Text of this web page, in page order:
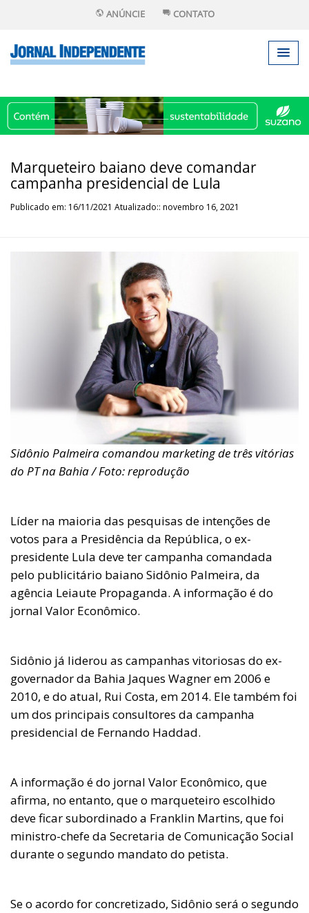
ANÚNCIE CONTATO
Marqueteiro baiano deve comandar
campanha presidencial de Lula
Publicado em: 16/11/2021 Atualizado:: novembro 16, 2021
Sidônio Palmeira comandou marketing de três vitórias
do PT na Bahia / Foto: reprodução
Líder na maioria das pesquisas de intenções de
votos para a Presidência da República, o ex-
presidente Lula deve ter campanha comandada
pelo publicitário baiano Sidônio Palmeira, da
agência Leiaute Propaganda. A informação é do
jornal Valor Econômico.
Sidônio já liderou as campanhas vitoriosas do ex-
governador da Bahia Jaques Wagner em 2006 e
2010, e do atual, Rui Costa, em 2014. Ele também foi
um dos principais consultores da campanha
presidencial de Fernando Haddad.
A informação é do jornal Valor Econômico, que
afirma, no entanto, que o marqueteiro escolhido
deve ficar subordinado a Franklin Martins, que foi
ministro-chefe da Secretaria de Comunicação Social
durante o segundo mandato do petista.
Se o acordo for concretizado, Sidônio será o segundo